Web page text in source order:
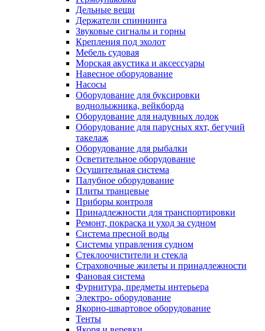
Дельные вещи
Держатели спиннинга
Звуковые сигналы и горны
Крепления под эхолот
Мебель судовая
Морская акустика и аксессуары
Навесное оборудование
Насосы
Оборудование для буксировки
воднолыжника, вейкборда
Оборудование для надувных лодок
Оборудование для парусных яхт, бегучий
такелаж
Оборудование для рыбалки
Осветительное оборудование
Осушительная система
Палубное оборудование
Плиты транцевые
Приборы контроля
Принадлежности для транспортировки
Ремонт, покраска и уход за судном
Система пресной воды
Системы управления судном
Стеклоочистители и стекла
Страховочные жилеты и принадлежности
Фановая система
Фурнитура, предметы интерьера
Электро- оборудование
Якорно-швартовое оборудование
Тенты